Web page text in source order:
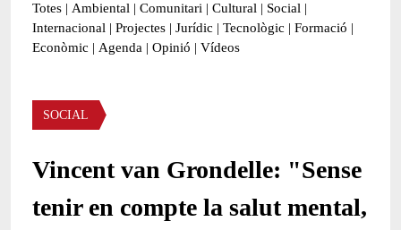
Totes | Ambiental | Comunitari | Cultural | Social |
Internacional | Projectes | Jurídic | Tecnològic | Formació |
Econòmic | Agenda | Opinió | Vídeos
Àmbit de la notícia
SOCIAL
Vincent van Grondelle: "Sense
tenir en compte la salut mental,